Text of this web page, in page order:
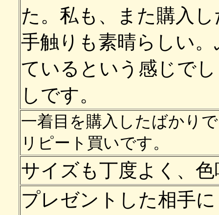
た。私も、また購入
手触りも素晴らしい
ているという感じで
しです。
一着目を購入したばかり
リピート買いです。
サイズも丁度よく、
プレゼントした相手